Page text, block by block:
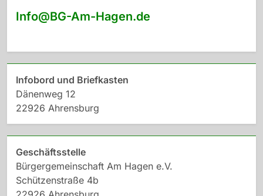
Info@BG-Am-Hagen.de
Infobord und Briefkasten
Dänenweg 12
22926 Ahrensburg
Geschäftsstelle
Bürgergemeinschaft Am Hagen e.V.
Schützenstraße 4b